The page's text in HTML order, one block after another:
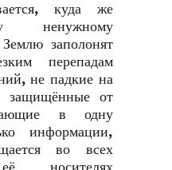
куда же
ненужному
заполонят
перепадам
не падкие на
защищённые от
в одну
информации,
во всех